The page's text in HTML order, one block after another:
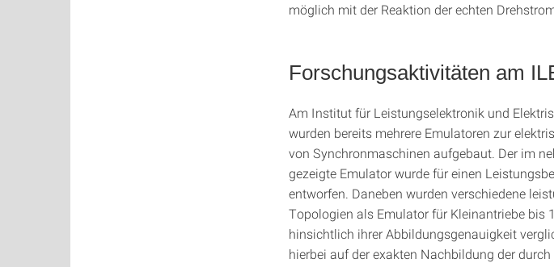
möglich mit der Reaktion der echten
Forschungsaktivitäten am
Am Institut für Leistungselektronik und
wurden bereits mehrere Emulatoren zur
von Synchronmaschinen aufgebaut. Der im
gezeigte Emulator wurde für einen
entworfen. Daneben wurden verschiedene
Topologien als Emulator für Kleinantriebe bis
hinsichtlich ihrer Abbildungsgenauigkeit
hierbei auf der exakten Nachbildung der